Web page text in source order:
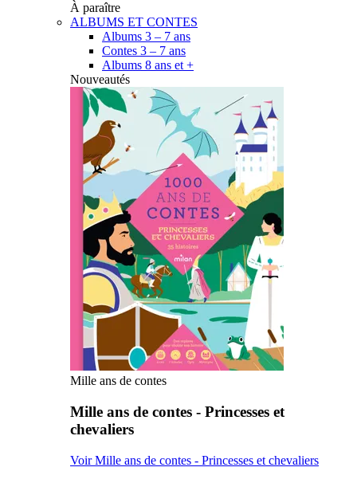
À paraître
ALBUMS ET CONTES
Albums 3 – 7 ans
Contes 3 – 7 ans
Albums 8 ans et +
Nouveautés
Mille ans de contes
Mille ans de contes - Princesses et
chevaliers
Voir Mille ans de contes - Princesses et chevaliers